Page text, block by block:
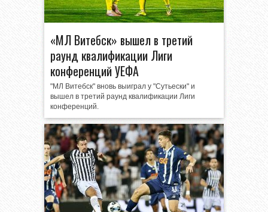
«МЛ Витебск» вышел в третий
раунд квалификации Лиги
конференций УЕФА
"МЛ Витебск" вновь выиграл у "Сутьески" и
вышел в третий раунд квалификации Лиги
конференций.